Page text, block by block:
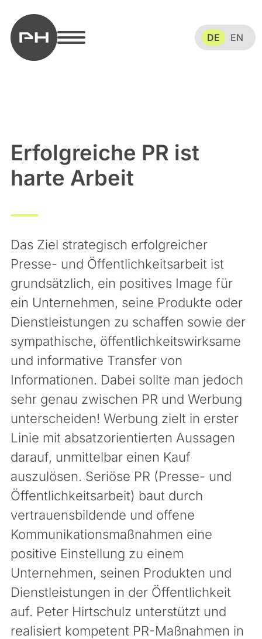
DE EN
Erfolgreiche PR ist
harte Arbeit
Das Ziel strategisch erfolgreicher
Presse- und Öffentlichkeitsarbeit ist
grundsätzlich, ein positives Image für
ein Unternehmen, seine Produkte oder
Dienstleistungen zu schaffen sowie der
sympathische, öffentlichkeitswirksame
und informative Transfer von
Informationen. Dabei sollte man jedoch
sehr genau zwischen PR und Werbung
unterscheiden! Werbung zielt in erster
Linie mit absatzorientierten Aussagen
darauf, unmittelbar einen Kauf
auszulösen. Seriöse PR (Presse- und
Öffentlichkeitsarbeit) baut durch
vertrauensbildende und offene
Kommunikationsmaßnahmen eine
positive Einstellung zu einem
Unternehmen, seinen Produkten und
Dienstleistungen in der Öffentlichkeit
auf. Peter Hirtschulz unterstützt und
realisiert kompetent PR-Maßnahmen in